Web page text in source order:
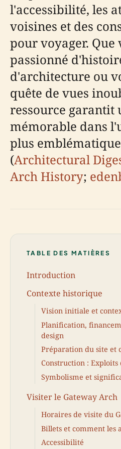
l'accessibilité, les
voisines et des
pour voyager. Que
passionné
d'architecture ou
quête de vues
ressource garantit
mémorable dans
plus
(Architectural
Arch History;
TABLE DES MATIÈRES
Introduction
Contexte historique
Vision initiale et
Planification,
design
Préparation du site et
Construction :
Symbolisme et
Visiter le Gateway Arch
Horaires de visite du
Billets et comment les
Accessibilité